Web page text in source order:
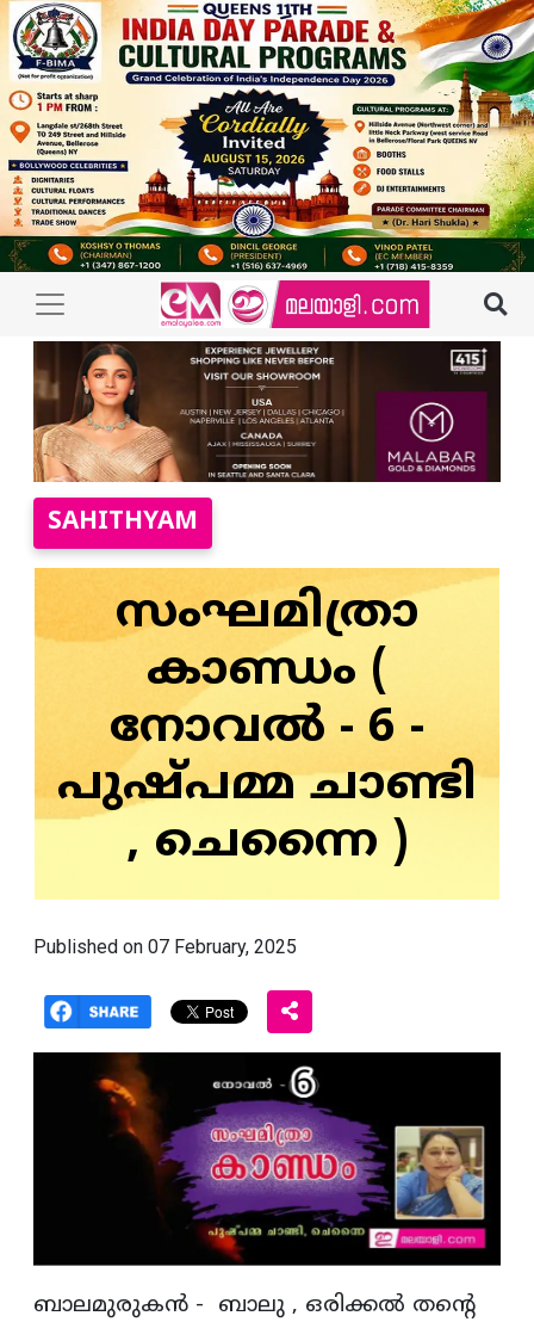
SAHITHYAM
സംഘമിത്രാ
കാണ്ഡം (
നോവൽ - 6 -
പുഷ്പമ്മ ചാണ്ടി
, ചെന്നൈ )
Published on 07 February, 2025
ബാലമുരുകൻ - ബാലു , ഒരിക്കൽ തന്റെ